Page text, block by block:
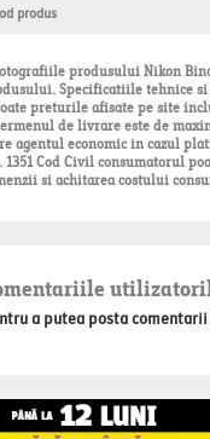
produs
produsului Nikon
Specificatiile tehnice
preturile afisate pe site
de livrare este de
agentul economic in cazul
1351 Cod Civil consumatorul
si achitarea costului
a putea posta